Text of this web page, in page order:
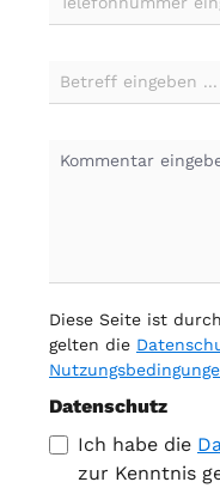
Diese Seite ist
gelten die
Datenschutz
Ich habe die
zur Kenntnis